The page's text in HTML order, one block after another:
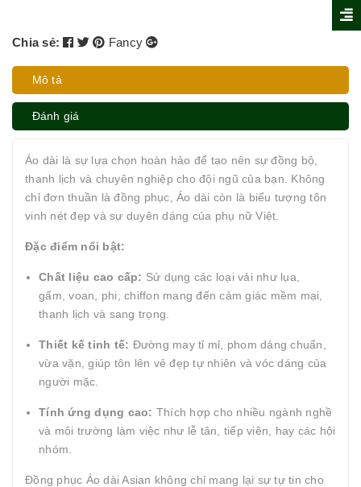
Chia sẻ: Fancy
Mô tả
Đánh giá
Áo dài là sự lựa chọn hoàn hảo để tạo nên sự đồng bộ,
thanh lịch và chuyên nghiệp cho đội ngũ của bạn. Không
chỉ đơn thuần là đồng phục, Áo dài còn là biểu tượng tôn
vinh nét đẹp và sự duyên dáng của phụ nữ Việt.
Đặc điểm nổi bật:
Chất liệu cao cấp: Sử dụng các loại vải như lụa,
gấm, voan, phi, chiffon mang đến cảm giác mềm mại,
thanh lịch và sang trọng.
Thiết kế tinh tế: Đường may tỉ mỉ, phom dáng chuẩn,
vừa vặn, giúp tôn lên vẻ đẹp tự nhiên và vóc dáng của
người mặc.
Tính ứng dụng cao: Thích hợp cho nhiều ngành nghề
và môi trường làm việc như lễ tân, tiếp viên, hay các hội
nhóm.
Đồng phục Áo dài Asian không chỉ mang lại sự tự tin cho